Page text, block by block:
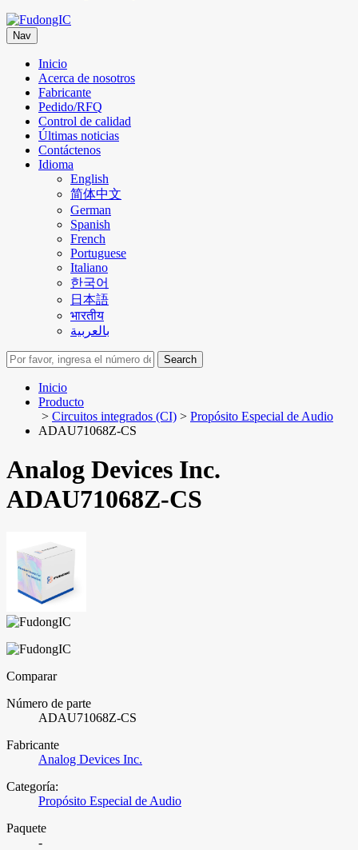
Nav
Inicio
Acerca de nosotros
Fabricante
Pedido/RFQ
Control de calidad
Últimas noticias
Contáctenos
Idioma
English
简体中文
German
Spanish
French
Portuguese
Italiano
한국어
日本語
भारतीय
بالعربية
Search
Inicio
Producto
> Circuitos integrados (CI) > Propósito Especial de Audio
ADAU71068Z-CS
Analog Devices Inc.
ADAU71068Z-CS
Comparar
Número de parte
ADAU71068Z-CS
Fabricante
Analog Devices Inc.
Categoría:
Propósito Especial de Audio
Paquete
-